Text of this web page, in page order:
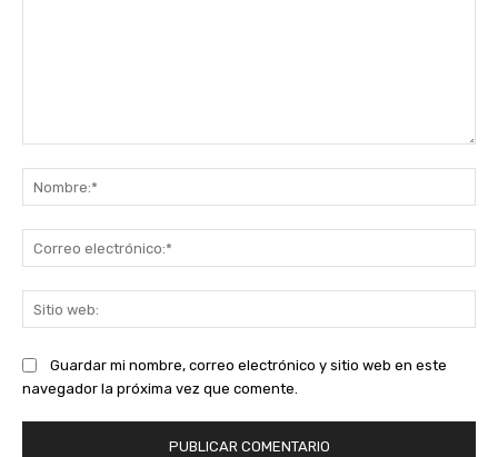
Guardar mi nombre, correo electrónico y sitio web en este
navegador la próxima vez que comente.